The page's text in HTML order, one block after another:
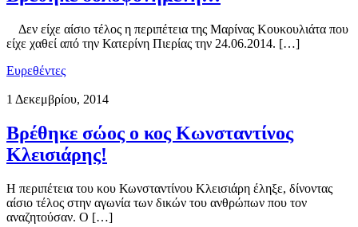
Δεν είχε αίσιο τέλος η περιπέτεια της Μαρίνας Κουκουλιάτα που
είχε χαθεί από την Κατερίνη Πιερίας την 24.06.2014. […]
Ευρεθέντες
1 Δεκεμβρίου, 2014
Βρέθηκε σώος ο κος Κωνσταντίνος
Κλεισιάρης!
Η περιπέτεια του κου Κωνσταντίνου Κλεισιάρη έληξε, δίνοντας
αίσιο τέλος στην αγωνία των δικών του ανθρώπων που τον
αναζητούσαν. Ο […]